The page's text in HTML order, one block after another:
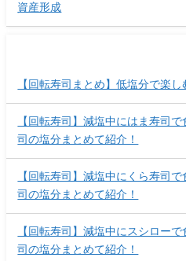
資産形成
【回転寿司まとめ】低塩分で楽
【回転寿司】減塩中にはま寿司
司の塩分まとめて紹介！
【回転寿司】減塩中にくら寿司
司の塩分まとめて紹介！
【回転寿司】減塩中にスシロー
司の塩分まとめて紹介！